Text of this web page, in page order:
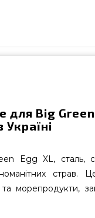
для Big
Egg XL, сталь,
страв.
морепродукти,